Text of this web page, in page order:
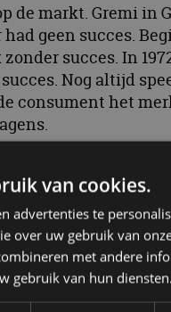
de markt. Gremi in
geen succes.
succes. In
Nog altijd
consument het
Vandaar
met het blote oog
een kijkje op de
van cookies.
advertenties te
over uw gebruik van
met andere
gebruik van hun diensten.